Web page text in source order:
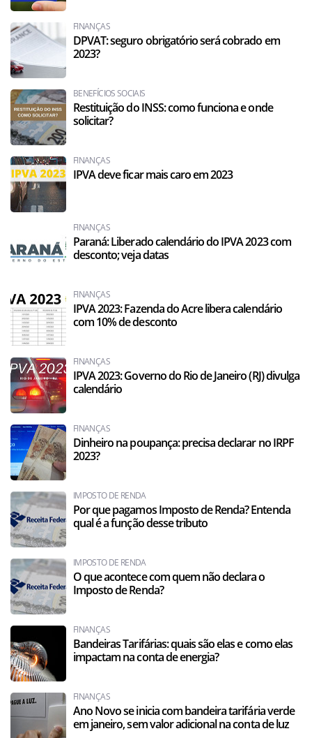
FINANÇAS
DPVAT: seguro obrigatório será cobrado em
2023?
BENEFÍCIOS SOCIAIS
Restituição do INSS: como funciona e onde
solicitar?
FINANÇAS
IPVA deve ficar mais caro em 2023
FINANÇAS
Paraná: Liberado calendário do IPVA 2023 com
desconto; veja datas
FINANÇAS
IPVA 2023: Fazenda do Acre libera calendário
com 10% de desconto
FINANÇAS
IPVA 2023: Governo do Rio de Janeiro (RJ) divulga
calendário
FINANÇAS
Dinheiro na poupança: precisa declarar no IRPF
2023?
IMPOSTO DE RENDA
Por que pagamos Imposto de Renda? Entenda
qual é a função desse tributo
IMPOSTO DE RENDA
O que acontece com quem não declara o
Imposto de Renda?
FINANÇAS
Bandeiras Tarifárias: quais são elas e como elas
impactam na conta de energia?
FINANÇAS
Ano Novo se inicia com bandeira tarifária verde
em janeiro, sem valor adicional na conta de luz